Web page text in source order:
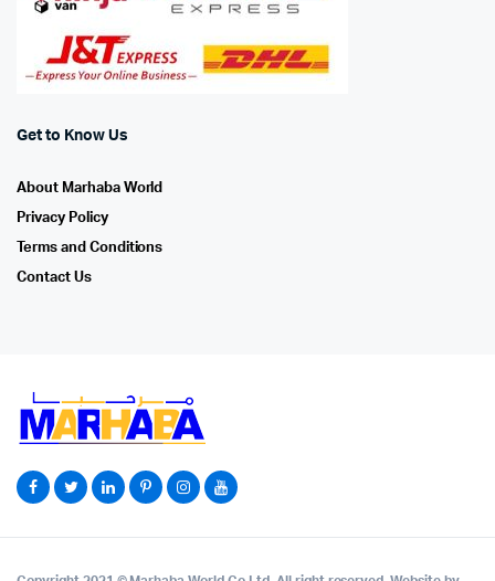
Get to Know Us
About Marhaba World
Privacy Policy
Terms and Conditions
Contact Us